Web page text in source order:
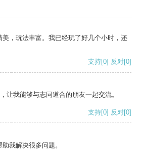
，玩法丰富。我已经玩了好几个小时，还
支持[0] 反对[0]
让我能够与志同道合的朋友一起交流。
支持[0] 反对[0]
我解决很多问题。